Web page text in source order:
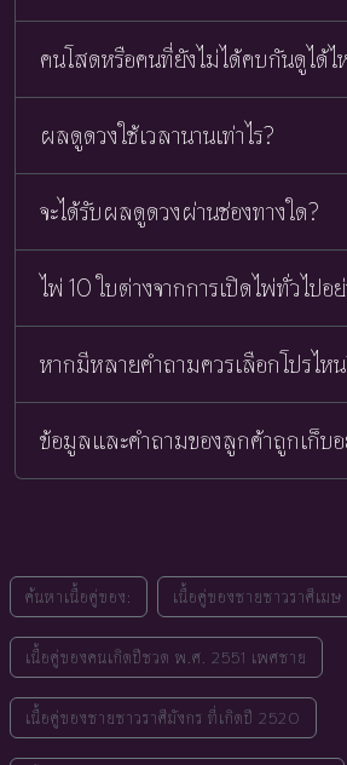
คนโสดหรือคนที่ยังไม่ได้คบกันดูได้ไ
ผลดูดวงใช้เวลานานเท่าไร?
จะได้รับผลดูดวงผ่านช่องทางใด?
ไพ่ 10 ใบต่างจากการเปิดไพ่ทั่วไปอย่
หากมีหลายคำถามควรเลือกโปรไห
ข้อมูลและคำถามของลูกค้าถูกเก็บอ
ค้นหาเนื้อคู่ของ: เนื้อคู่ของชายชาวราศีเม
เนื้อคู่ของคนเกิดปีชวด พ.ศ. 2551 เพศชาย
เนื้อคู่ของชายชาวราศีมังกร ที่เกิดปี 2520